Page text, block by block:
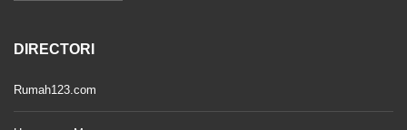
DIRECTORI
Rumah123.com